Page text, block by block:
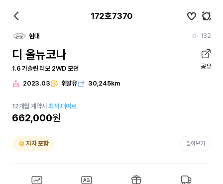
172호7370
현대 132
디 올뉴코나
1.6 가솔린 터보 2WD 모던 공유
2023.03 휘발유 30,245km
12개월 계약시최저 대여료
662,000원
자차 포함 알아보기